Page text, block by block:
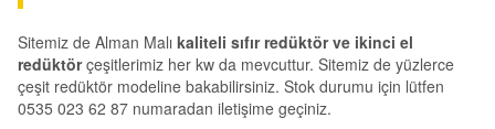
Sitemiz de Alman Malı kaliteli sıfır redüktör ve ikinci el
redüktörçeşitlerimiz her kw da mevcuttur. Sitemiz de yüzlerce
çeşit redüktör modeline bakabilirsiniz. Stok durumu için lütfen
0535 023 62 87 numaradan iletişime geçiniz.